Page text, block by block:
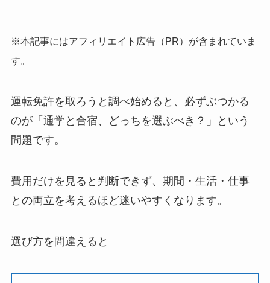
※本記事にはアフィリエイト広告（PR）が含まれていま
す。
運転免許を取ろうと調べ始めると、必ずぶつかる
のが「通学と合宿、どっちを選ぶべき？」という
問題です。
費用だけを見ると判断できず、期間・生活・仕事
との両立を考えるほど迷いやすくなります。
選び方を間違えると